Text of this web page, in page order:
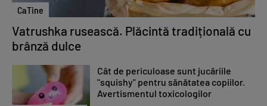
CaTine
Vatrushka rusească. Plăcintă tradițională cu
brânză dulce
Cât de periculoase sunt jucăriile
"squishy" pentru sănătatea copiilor.
Avertismentul toxicologilor